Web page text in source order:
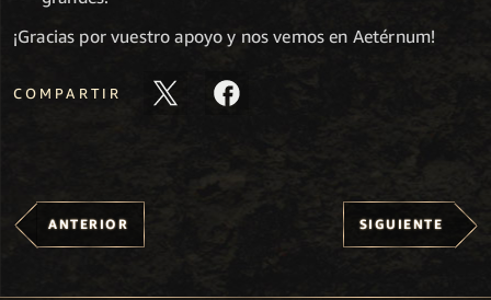
¡Gracias por vuestro apoyo y nos vemos en Aetérnum!
COMPARTIR
ANTERIOR SIGUIENTE